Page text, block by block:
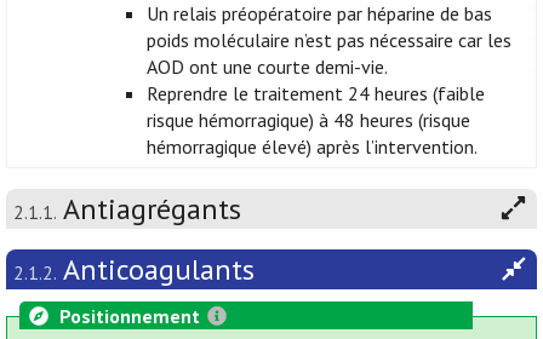
Un relais préopératoire par héparine de bas
poids moléculaire n’est pas nécessaire car les
AOD ont une courte demi-vie.
Reprendre le traitement 24 heures (faible
risque hémorragique) à 48 heures (risque
hémorragique élevé) après l’intervention.
2.1.1. Antiagrégants
2.1.2. Anticoagulants
Positionnement